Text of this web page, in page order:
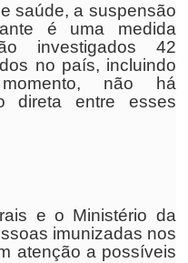
saúde, a suspensão
é uma medida
investigados 42
no país, incluindo
não há
direta entre esses
e o Ministério da
imunizadas nos
atenção a possíveis